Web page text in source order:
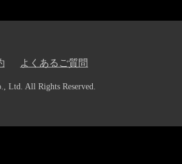
よくあるご質問
Ltd. All Rights Reserved.